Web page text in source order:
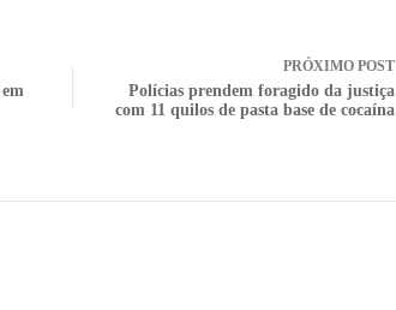
PRÓXIMO POST
Polícias prendem foragido da justiça
com 11 quilos de pasta base de cocaína